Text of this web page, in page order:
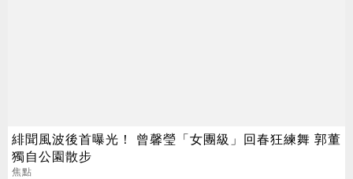
緋聞風波後首曝光！ 曾馨瑩「女團級」回春狂練舞 郭董
獨自公園散步
焦點